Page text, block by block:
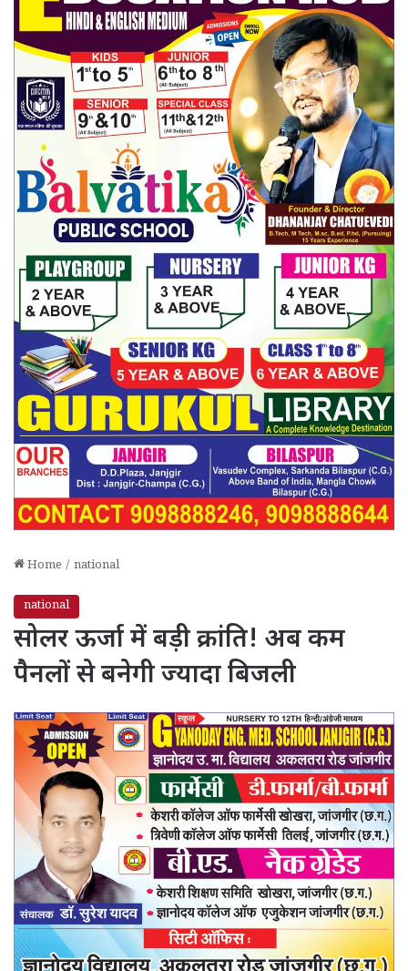
Home / national
national
सोलर ऊर्जा में बड़ी क्रांति! अब कम
पैनलों से बनेगी ज्यादा बिजली